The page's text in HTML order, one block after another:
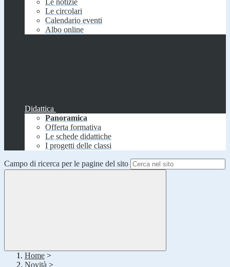
Le notizie
Le circolari
Calendario eventi
Albo online
Didattica
Panoramica
Offerta formativa
Le schede didattiche
I progetti delle classi
Campo di ricerca per le pagine del sito
Home >
Novità >